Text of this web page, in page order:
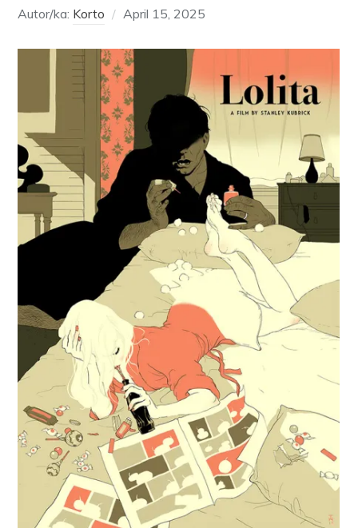
Autor/ka: Korto April 15, 2025